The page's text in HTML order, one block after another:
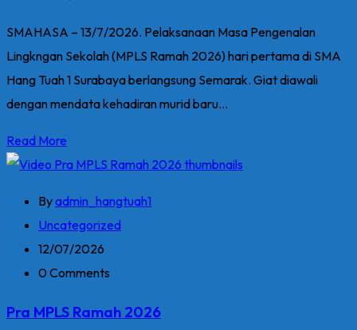
SMAHASA – 13/7/2026. Pelaksanaan Masa Pengenalan
Lingkngan Sekolah (MPLS Ramah 2026) hari pertama di SMA
Hang Tuah 1 Surabaya berlangsung Semarak. Giat diawali
dengan mendata kehadiran murid baru...
Read More
Byadmin_hangtuah1
Uncategorized
12/07/2026
0 Comments
Pra MPLS Ramah 2026